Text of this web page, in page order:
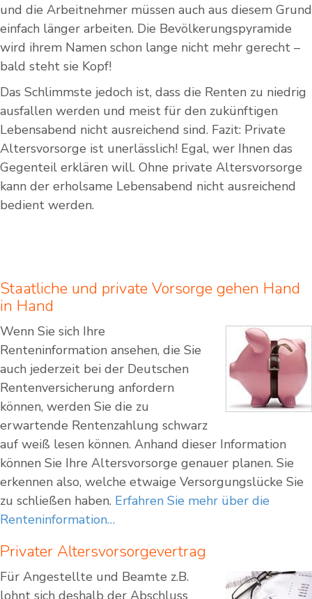
und die Arbeitnehmer müssen auch aus diesem Grund
einfach länger arbeiten. Die Bevölkerungspyramide
wird ihrem Namen schon lange nicht mehr gerecht –
bald steht sie Kopf!
Das Schlimmste jedoch ist, dass die Renten zu niedrig
ausfallen werden und meist für den zukünftigen
Lebensabend nicht ausreichend sind. Fazit: Private
Altersvorsorge ist unerlässlich! Egal, wer Ihnen das
Gegenteil erklären will. Ohne private Altersvorsorge
kann der erholsame Lebensabend nicht ausreichend
bedient werden.
Staatliche und private Vorsorge gehen Hand
in Hand
Wenn Sie sich Ihre
Renteninformation ansehen, die Sie
auch jederzeit bei der Deutschen
Rentenversicherung anfordern
können, werden Sie die zu
erwartende Rentenzahlung schwarz
auf weiß lesen können. Anhand dieser Information
können Sie Ihre Altersvorsorge genauer planen. Sie
erkennen also, welche etwaige Versorgungslücke Sie
zu schließen haben. Erfahren Sie mehr über die
Renteninformation…
Privater Altersvorsorgevertrag
Für Angestellte und Beamte z.B.
lohnt sich deshalb der Abschluss